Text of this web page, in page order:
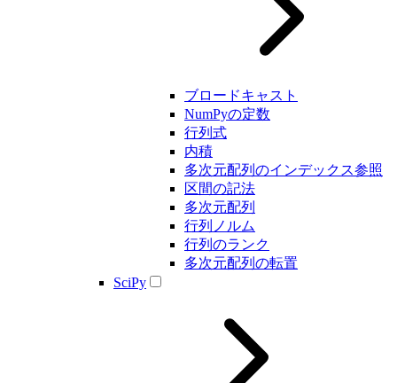
ブロードキャスト
NumPyの定数
行列式
内積
多次元配列のインデックス参照
区間の記法
多次元配列
行列ノルム
行列のランク
多次元配列の転置
SciPy